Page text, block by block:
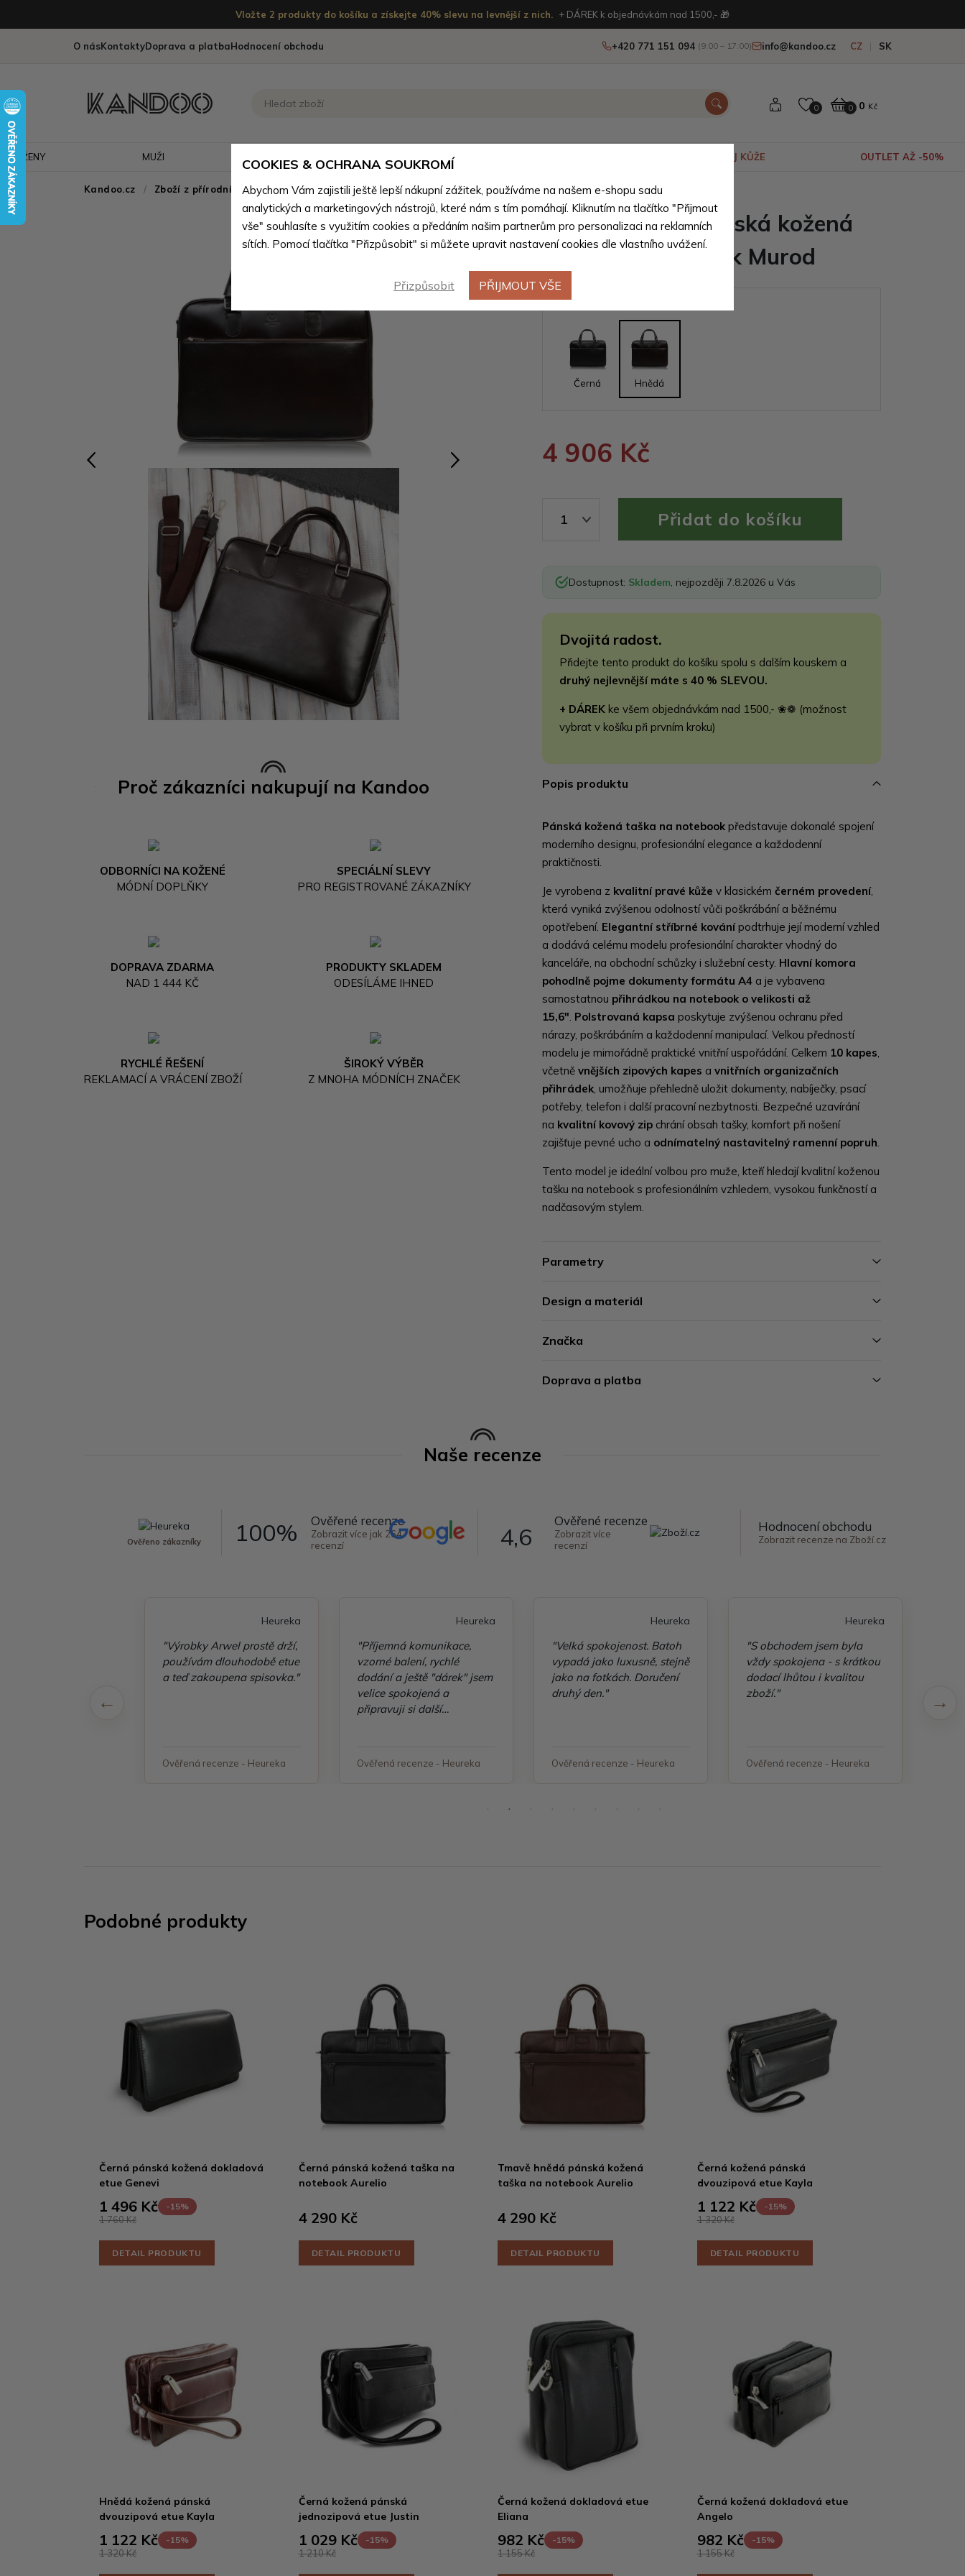
Vložte 2 produkty do košíku a získejte 40% slevu na levnější z nich. + DÁREK k objednávkám nad 1500,- 🎁
O násKontaktyDoprava a platbaHodnocení obchodu +420 771 151 094 (9:00 – 17:00) info@kandoo.cz CZ SK
0 0 0 Kč
ŽENY MUŽI VÝPRODEJ KŮŽE OUTLET AŽ -50%
Kandoo.cz Zboží z přírodní pravé kůže > Zboží z přírodní pravé kůže pro muže > Tašky pro muže z přírodní pravé kůže
Novinka
Proč zákazníci nakupují na Kandoo
ODBORNÍCI NA KOŽENÉ
MÓDNÍ DOPLŇKY
SPECIÁLNÍ SLEVY
PRO REGISTROVANÉ ZÁKAZNÍKY
DOPRAVA ZDARMA
NAD 1 444 KČ
PRODUKTY SKLADEM
ODESÍLÁME IHNED
RYCHLÉ ŘEŠENÍ
REKLAMACÍ A VRÁCENÍ ZBOŽÍ
ŠIROKÝ VÝBĚR
Z MNOHA MÓDNÍCH ZNAČEK
Tmavě hnědá pánská kožená
taška na notebook Murod
Barevné varianty
Černá Hnědá
4 906 Kč
1
Dostupnost: Skladem , nejpozději 7.8.2026 u Vás
Dvojitá radost.
Přidejte tento produkt do košíku spolu s dalším kouskem a
druhý nejlevnější máte s 40 % SLEVOU.
+ DÁREK ke všem objednávkám nad 1500,- ❀❁ (možnost
vybrat v košíku při prvním kroku)
Popis produktu
Pánská kožená taška na notebook představuje dokonalé spojení
moderního designu, profesionální elegance a každodenní
praktičnosti.
Je vyrobena z kvalitní pravé kůže v klasickémčerném provedení,
která vyniká zvýšenou odolností vůči poškrábání a běžnému
opotřebení. Elegantní stříbrné kovánípodtrhuje její moderní vzhled
a dodává celému modelu profesionální charakter vhodný do
kanceláře, na obchodní schůzky i služební cesty. Hlavní komora
pohodlně pojme dokumenty formátu A4 a je vybavena
samostatnou přihrádkou na notebook o velikosti až
15,6". Polstrovaná kapsa poskytuje zvýšenou ochranu před
nárazy, poškrábáním a každodenní manipulací. Velkou předností
modelu je mimořádně praktické vnitřní uspořádání. Celkem 10 kapes,
včetněvnějších zipových kapes avnitřních organizačních
přihrádek, umožňuje přehledně uložit dokumenty, nabíječky, psací
potřeby, telefon i další pracovní nezbytnosti. Bezpečné uzavírání
na kvalitní kovový zip chrání obsah tašky, komfort při nošení
zajišťuje pevné ucho a odnímatelný nastavitelný ramenní popruh.
Tento model je ideální volbou pro muže, kteří hledají kvalitní koženou
tašku na notebook s profesionálním vzhledem, vysokou funkčností a
nadčasovým stylem.
Parametry
Design a materiál
Značka
Doprava a platba
Naše recenze
Ověřeno zákazníky 100% Ověřené recenze
Zobrazit více jak 264
recenzí
4,6
Ověřené recenze
Zobrazit více
recenzí
Hodnocení obchodu
Zobrazit recenze na Zboží.cz
Heureka
"Výrobky Arwel prostě drží,
používám dlouhodobě etue
a teď zakoupena spisovka."
Ověřená recenze - Heureka
Heureka
"Příjemná komunikace,
vzorné balení, rychlé
dodání a ještě "dárek" jsem
velice spokojená a
připravuji si další
Ověřená recenze - Heureka
Heureka
"Velká spokojenost. Batoh
vypadá jako luxusně, stejně
jako na fotkách. Doručení
druhý den."
Ověřená recenze - Heureka
Heureka
"S obchodem jsem byla
vždy spokojena - s krátkou
dodací lhůtou i kvalitou
zboží."
Ověřená recenze - Heureka
Podobné produkty
Černá pánská kožená dokladová
etue Genevi
1 496 Kč -15%
1 760 Kč
DETAIL PRODUKTU
Černá pánská kožená taška na
notebook Aurelio
4 290 Kč
DETAIL PRODUKTU
Tmavě hnědá pánská kožená
taška na notebook Aurelio
4 290 Kč
DETAIL PRODUKTU
Černá kožená pánská
dvouzipová etue Kayla
1 122 Kč -15%
1 320 Kč
DETAIL PRODUKTU
Hnědá kožená pánská
dvouzipová etue Kayla
1 122 Kč -15%
1 320 Kč
Černá kožená pánská
jednozipová etue Justin
1 029 Kč -15%
1 210 Kč
Černá kožená dokladová etue
Eliana
982 Kč -15%
1 155 Kč
Černá kožená dokladová etue
Angelo
982 Kč -15%
1 155 Kč
COOKIES & OCHRANA SOUKROMÍ
Abychom Vám zajistili ještě lepší nákupní zážitek, používáme na našem e-shopu sadu
analytických a marketingových nástrojů, které nám s tím pomáhají. Kliknutím na tlačítko "Přijmout
vše" souhlasíte s využitím cookies a předáním našim partnerům pro personalizaci na reklamních
sítích. Pomocí tlačítka "Přizpůsobit" si můžete upravit nastavení cookies dle vlastního uvážení.
Přizpůsobit PŘIJMOUT VŠE